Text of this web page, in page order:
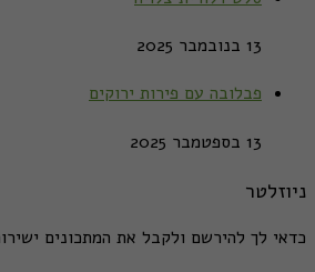
13 בנובמבר 2025
פבלובה עם פירות ירוקים
13 בספטמבר 2025
ניוזלטר
כדאי לך להירשם ולקבל את המתכונים